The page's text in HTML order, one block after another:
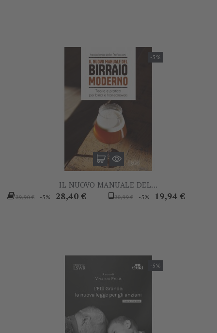
-5%
IL NUOVO MANUALE DEL...
Prezzo
29,90 € -5% Prezzo
28,40 €
Prezzo
20,99 € -5% Prezzo
19,94 €
-5%